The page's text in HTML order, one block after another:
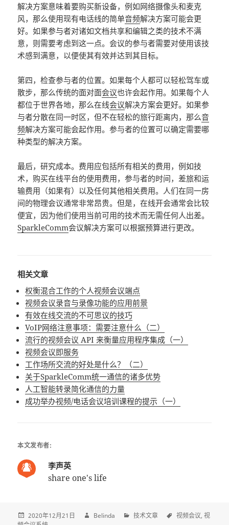
解决方案意味着要购买新设备，例如网络摄像头和麦克
风，那么使用现有电话线的简单音频解决方案可能会更
好。如果参与者对诸如文档共享和编辑之类的技术不满
意，则需要考虑到这一点。会议的参与者需要对使用该技
术感到满意，以便使其有效并达到其目标。
第四，检查参与者的位置。如果每个人都可以轻松驾车或
散步，那么传统的面对面会议也许会起作用。如果每个人
都位于世界各地，那么在线会议解决方案会更好。如果参
与者分散在同一时区，但不在轻松的旅行距离内，那么音
频解决方案可能会起作用。参与者的位置可以确定需要哪
种类型的解决方案。
最后，研究成本。费用应包括所有相关的费用，例如技
术，购买在线平台的使用费用，参与者的时间，差旅和运
输费用（如果有）以及任何其他相关费用。人们在同一房
间的物理会议通常非常昂贵。但是，在线开会通常会比较
便宜，因为他们使用当前可用的技术而无需任何人出差。
SparkleComm会议解决方案可以根据预算进行更改。
相关文章
权衡混合工作的个人视频会议端点
视频会议录音与录像功能的应用前景
有效在线交流的不可思议的技巧
VoIP网络注意事项：需要注意什么（二）
流行的视频会议 API 来衡量应用程序集成（一）
视频会议即服务
工作场所交流的好处是什么？（二）
关于SparkleComm统一通信的诸多优势
人工智能转录简化通信的力量
成功举办视频/电话会议培训课程的提示（一）
本文发布者:
李声英
share one's life
2020年12月21日 Belinda 技术文章 视频会议 视